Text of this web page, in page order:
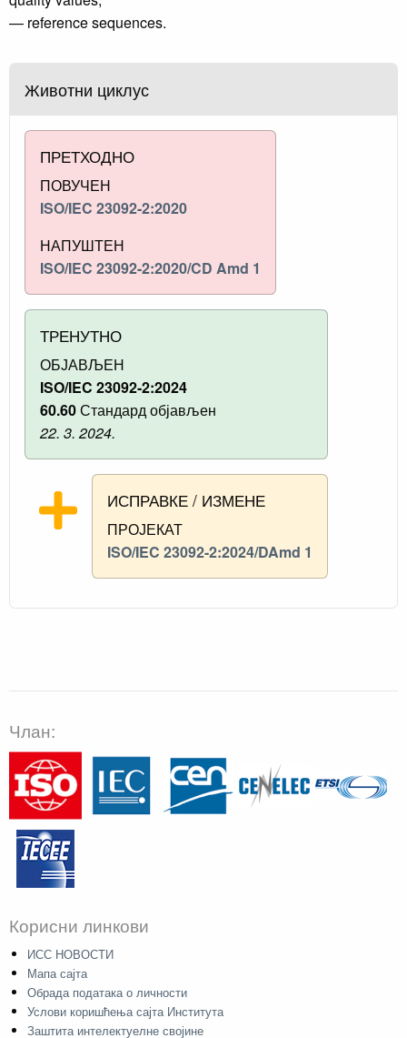
— reference sequences.
Животни циклус
ПРЕТХОДНО
ПОВУЧЕН
ISO/IEC 23092-2:2020
НАПУШТЕН
ISO/IEC 23092-2:2020/CD Amd 1
ТРЕНУТНО
ОБЈАВЉЕН
ISO/IEC 23092-2:2024
60.60Стандард објављен
22. 3. 2024.
ИСПРАВКЕ / ИЗМЕНЕ
ПРОЈЕКАТ
ISO/IEC 23092-2:2024/DAmd 1
Члан:
Корисни линкови
ИСС НОВОСТИ
Мапа сајта
Обрада података о личности
Услови коришћења сајта Института
Заштита интелектуелне својине